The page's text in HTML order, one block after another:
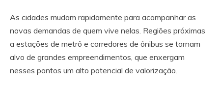
As cidades mudam rapidamente para acompanhar as
novas demandas de quem vive nelas. Regiões próximas
a estações de metrô e corredores de ônibus se tornam
alvo de grandes empreendimentos, que enxergam
nesses pontos um alto potencial de valorização.